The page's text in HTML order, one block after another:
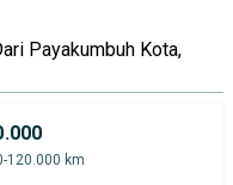
Payakumbuh Kota,
120.000 km